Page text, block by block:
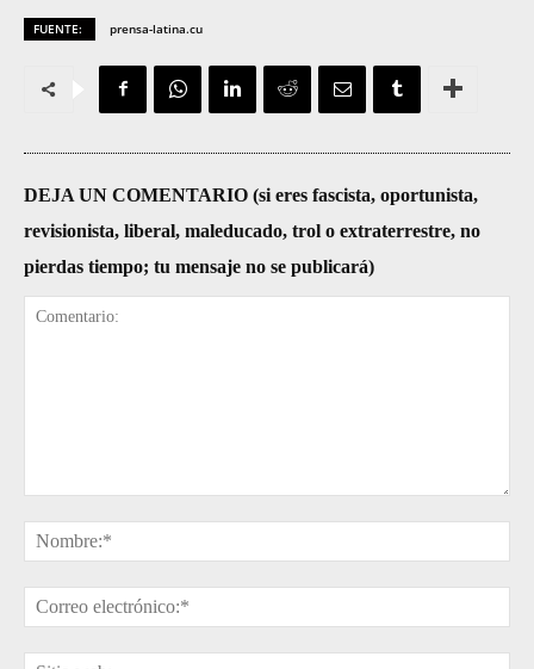
FUENTE: prensa-latina.cu
DEJA UN COMENTARIO (si eres fascista, oportunista,
revisionista, liberal, maleducado, trol o extraterrestre, no
pierdas tiempo; tu mensaje no se publicará)